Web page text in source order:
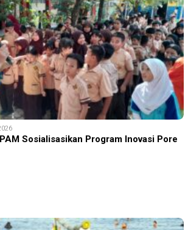
Sosialisasikan Program Inovasi Pore